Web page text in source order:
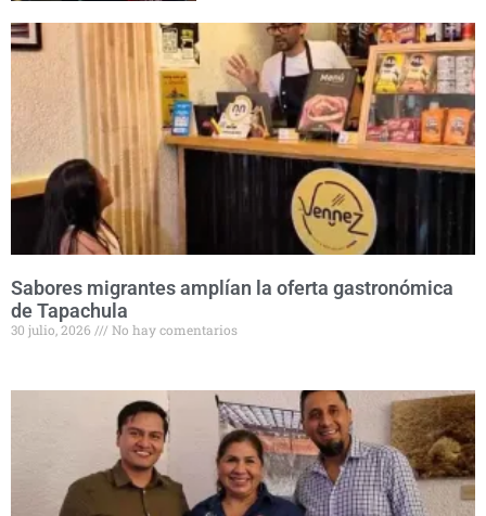
Sabores migrantes amplían la oferta gastronómica
de Tapachula
30 julio, 2026 No hay comentarios